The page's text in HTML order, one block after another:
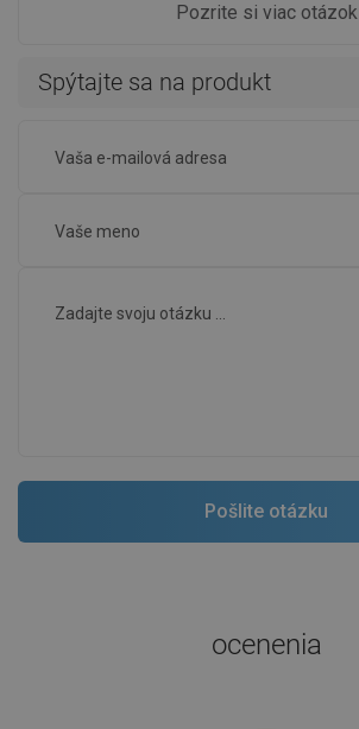
Pozrite si viac otázok
Spýtajte sa na produkt
ocenenia